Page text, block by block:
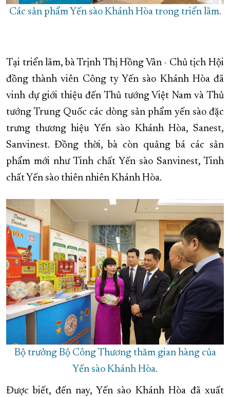
Các sản phẩm Yến sào Khánh Hòa trong triển lãm.
Tại triển lãm, bà Trịnh Thị Hồng Vân - Chủ tịch Hội
đồng thành viên Công ty Yến sào Khánh Hòa đã
vinh dự giới thiệu đến Thủ tướng Việt Nam và Thủ
tướng Trung Quốc các dòng sản phẩm yến sào đặc
trưng thương hiệu Yến sào Khánh Hòa, Sanest,
Sanvinest. Đồng thời, bà còn quảng bá các sản
phẩm mới như Tinh chất Yến sào Sanvinest, Tinh
chất Yến sào thiên nhiên Khánh Hòa.
Bộ trưởng Bộ Công Thương thăm gian hàng của
Yến sào Khánh Hòa.
Được biết, đến nay, Yến sào Khánh Hòa đã xuất